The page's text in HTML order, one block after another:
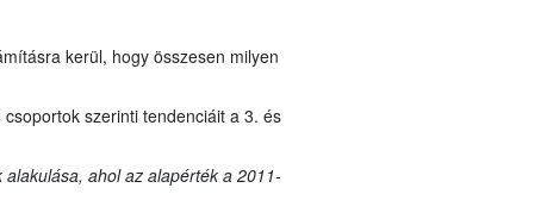
kerül, hogy összesen milyen
szerinti tendenciáit a 3. és
ahol az alapérték a 2011-